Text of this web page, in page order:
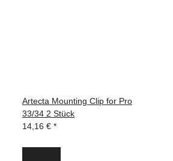
Artecta Mounting Clip for Pro
33/34 2 Stück
14,16 € *